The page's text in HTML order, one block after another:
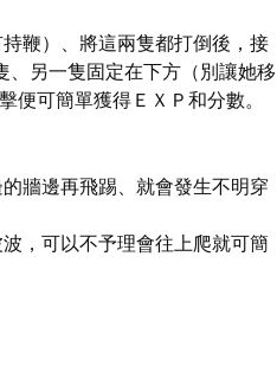
鞭）、將這兩隻都打倒後，接
另一隻固定在下方（別讓她移
便可簡單獲得ＥＸＰ和分數。
牆邊再飛踢、就會發生不明穿
，可以不予理會往上爬就可簡